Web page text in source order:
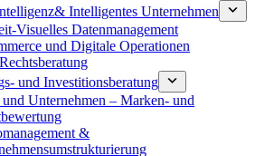
Intelligentes Unternehmen
Visuelles Datenmanagement
und Digitale Operationen
und Investitionsberatung
Unternehmen – Marken- und
&